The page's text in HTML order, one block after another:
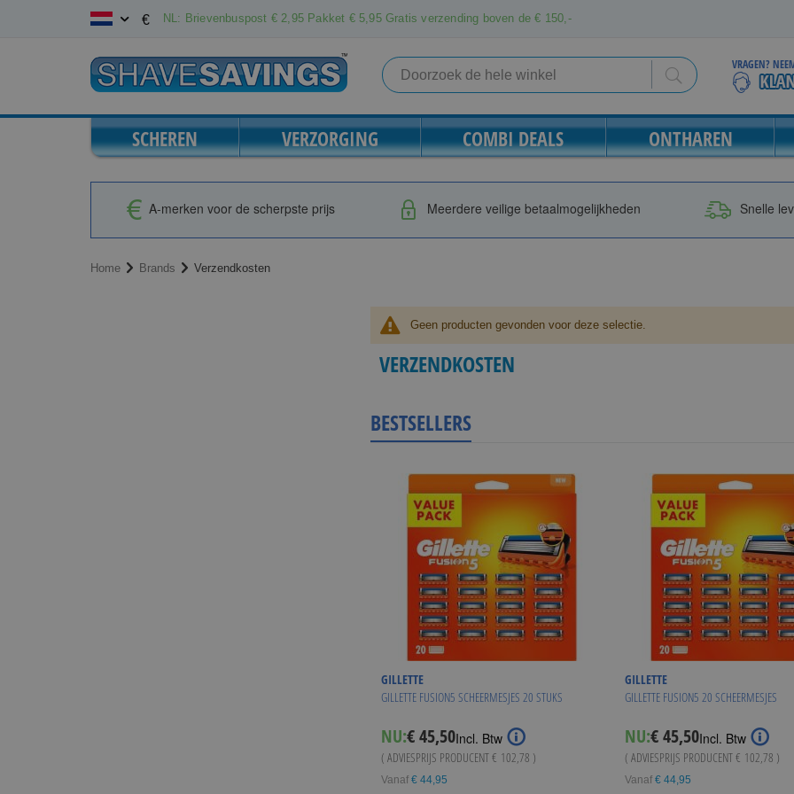
Ga
inhoud
€ NL: Brievenbuspost € 2,95 Pakket € 5,95 Gratis verzending boven de € 150,-
Search
VRAGEN?
SCHEREN VERZORGING COMBI DEALS ONTHAREN
A-merken voor de scherpste prijs Meerdere veilige betaalmogelijkheden Snelle
Home Brands Verzendkosten
Geen producten gevonden voor deze selectie.
VERZENDKOSTEN
BESTSELLERS
GILLETTE
GILLETTE FUSION5 SCHEERMESJES 20 STUKS
NU:€ 45,50Incl. Btw
( ADVIESPRIJS PRODUCENT€ 102,78 )
Vanaf € 44,95
GILLETTE
GILLETTE FUSION5 20 SCHEERMESJES
NU:€ 45,50Incl. Btw
( ADVIESPRIJS PRODUCENT€ 102,78 )
Vanaf € 44,95